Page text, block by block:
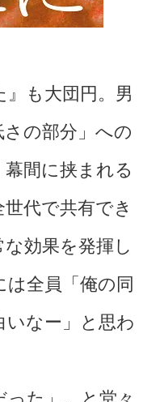
』も大団円。男
の部分」への
間に挟まれる
代で共有でき
効果を発揮し
全員「俺の同
なー」と思わ
った」、と堂々